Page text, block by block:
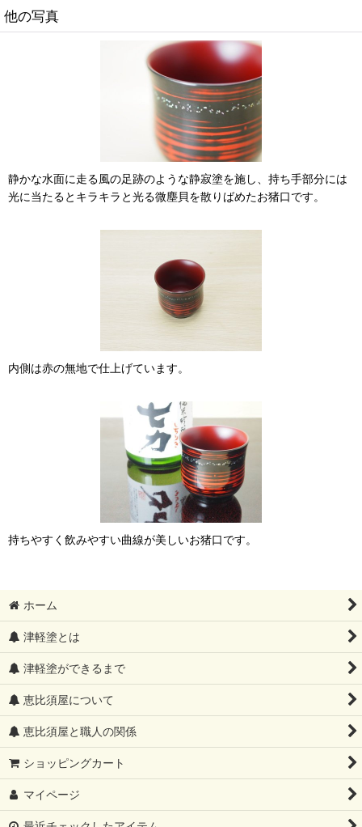
他の写真
静かな水面に走る風の足跡のような静寂塗を施し、持ち手部分には
光に当たるとキラキラと光る微塵貝を散りばめたお猪口です。
内側は赤の無地で仕上げています。
持ちやすく飲みやすい曲線が美しいお猪口です。
ホーム
津軽塗とは
津軽塗ができるまで
恵比須屋について
恵比須屋と職人の関係
ショッピングカート
マイページ